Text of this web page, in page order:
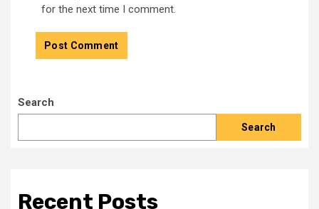
for the next time I comment.
Search
Search
Recent Posts